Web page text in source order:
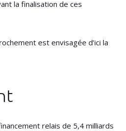
la finalisation de ces
est envisagée d’ici la
relais de 5,4 milliards